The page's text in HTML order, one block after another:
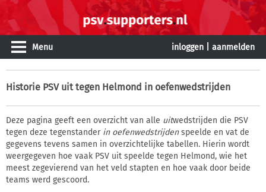
Menu inloggen aanmelden
Historie PSV uit tegen Helmond in oefenwedstrijden
Deze pagina geeft een overzicht van alle uitwedstrijden die PSV
tegen deze tegenstander in oefenwedstrijdenspeelde en vat de
gegevens tevens samen in overzichtelijke tabellen. Hierin wordt
weergegeven hoe vaak PSV uit speelde tegen Helmond, wie het
meest zegevierend van het veld stapten en hoe vaak door beide
teams werd gescoord.